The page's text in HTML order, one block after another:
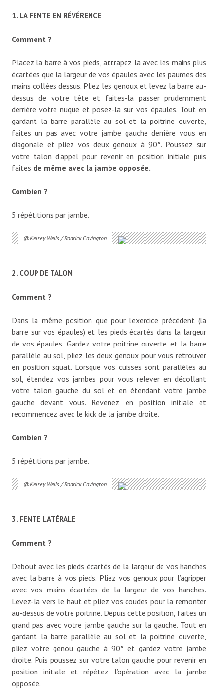
1. LA FENTE EN RÉVÉRENCE
Comment ?
Placez la barre à vos pieds, attrapez la avec les mains plus
écartées que la largeur de vos épaules avec les paumes des
mains collées dessus. Pliez les genoux et levez la barre au-
dessus de votre tête et faites-la passer prudemment
derrière votre nuque et posez-la sur vos épaules. Tout en
gardant la barre parallèle au sol et la poitrine ouverte,
faites un pas avec votre jambe gauche derrière vous en
diagonale et pliez vos deux genoux à 90°. Poussez sur
votre talon d’appel pour revenir en position initiale puis
faites de même avec la jambe opposée.
Combien ?
5 répétitions par jambe.
@Kelsey Wells / Rodrick Covington
2. COUP DE TALON
Comment ?
Dans la même position que pour l’exercice précédent (la
barre sur vos épaules) et les pieds écartés dans la largeur
de vos épaules. Gardez votre poitrine ouverte et la barre
parallèle au sol, pliez les deux genoux pour vous retrouver
en position squat. Lorsque vos cuisses sont parallèles au
sol, étendez vos jambes pour vous relever en décollant
votre talon gauche du sol et en étendant votre jambe
gauche devant vous. Revenez en position initiale et
recommencez avec le kick de la jambe droite.
Combien ?
5 répétitions par jambe.
@Kelsey Wells / Rodrick Covington
3. FENTE LATÉRALE
Comment ?
Debout avec les pieds écartés de la largeur de vos hanches
avec la barre à vos pieds. Pliez vos genoux pour l’agripper
avec vos mains écartées de la largeur de vos hanches.
Levez-la vers le haut et pliez vos coudes pour la remonter
au-dessus de votre poitrine. Depuis cette position, faites un
grand pas avec votre jambe gauche sur la gauche. Tout en
gardant la barre parallèle au sol et la poitrine ouverte,
pliez votre genou gauche à 90° et gardez votre jambe
droite. Puis poussez sur votre talon gauche pour revenir en
position initiale et répétez l’opération avec la jambe
opposée.